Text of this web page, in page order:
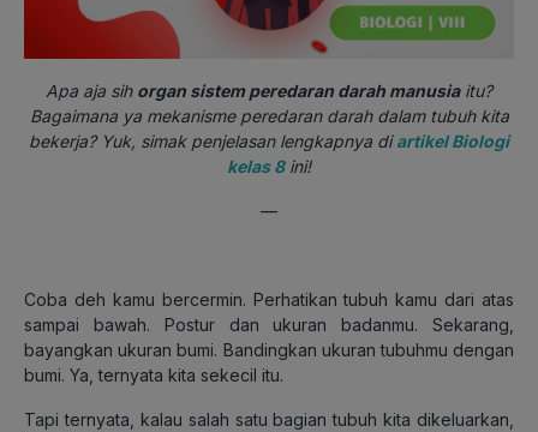
Apa aja sih organ sistem peredaran darah manusiaitu?
Bagaimana ya mekanisme peredaran darah dalam tubuh kita
bekerja? Yuk, simak penjelasan lengkapnya diartikel Biologi
kelas 8ini!
—
Coba deh kamu bercermin. Perhatikan tubuh kamu dari atas
sampai bawah. Postur dan ukuran badanmu. Sekarang,
bayangkan ukuran bumi. Bandingkan ukuran tubuhmu dengan
bumi. Ya, ternyata kita sekecil itu.
Tapi ternyata, kalau salah satu bagian tubuh kita dikeluarkan,